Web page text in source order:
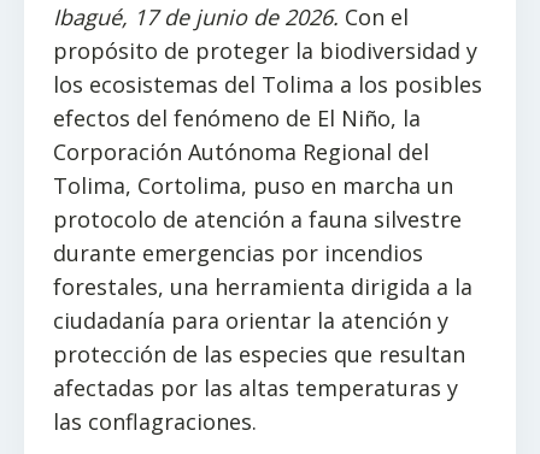
Ibagué, 17 de junio de 2026. Con el
propósito de proteger la biodiversidad y
los ecosistemas del Tolima a los posibles
efectos del fenómeno de El Niño, la
Corporación Autónoma Regional del
Tolima, Cortolima, puso en marcha un
protocolo de atención a fauna silvestre
durante emergencias por incendios
forestales, una herramienta dirigida a la
ciudadanía para orientar la atención y
protección de las especies que resultan
afectadas por las altas temperaturas y
las conflagraciones.